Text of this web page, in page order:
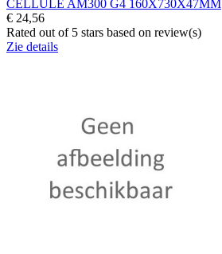
CELLULE AM300 G4 160X730X47MM
€ 24,56
Rated out of 5 stars based on review(s)
Zie details